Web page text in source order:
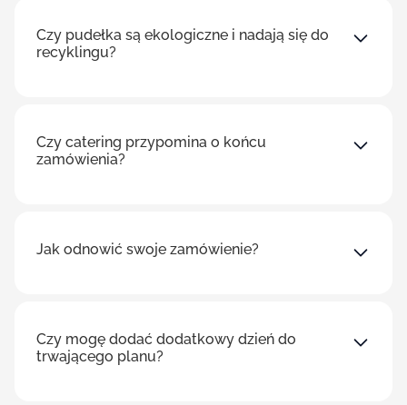
Czy pudełka są ekologiczne i nadają się do
recyklingu?
Czy catering przypomina o końcu
zamówienia?
Jak odnowić swoje zamówienie?
Czy mogę dodać dodatkowy dzień do
trwającego planu?